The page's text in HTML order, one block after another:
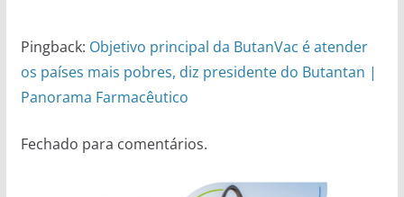
Pingback: Objetivo principal da ButanVac é atender
os países mais pobres, diz presidente do Butantan |
Panorama Farmacêutico
Fechado para comentários.